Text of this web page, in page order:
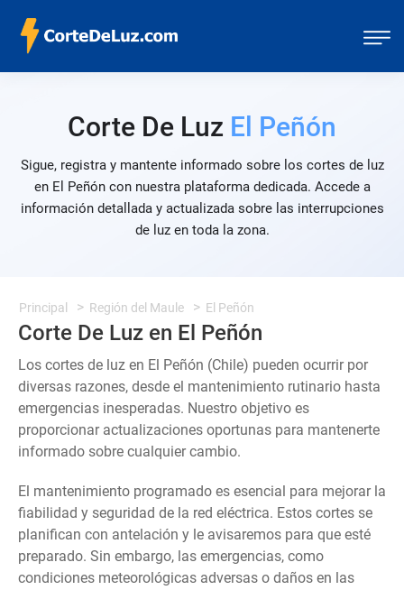
Corte De Luz El Peñón
Sigue, registra y mantente informado sobre los cortes de luz
en El Peñón con nuestra plataforma dedicada. Accede a
información detallada y actualizada sobre las interrupciones
de luz en toda la zona.
Principal Región del Maule El Peñón
Corte De Luz en El Peñón
Los cortes de luz en El Peñón (Chile) pueden ocurrir por
diversas razones, desde el mantenimiento rutinario hasta
emergencias inesperadas. Nuestro objetivo es
proporcionar actualizaciones oportunas para mantenerte
informado sobre cualquier cambio.
El mantenimiento programado es esencial para mejorar la
fiabilidad y seguridad de la red eléctrica. Estos cortes se
planifican con antelación y le avisaremos para que esté
preparado. Sin embargo, las emergencias, como
condiciones meteorológicas adversas o daños en las